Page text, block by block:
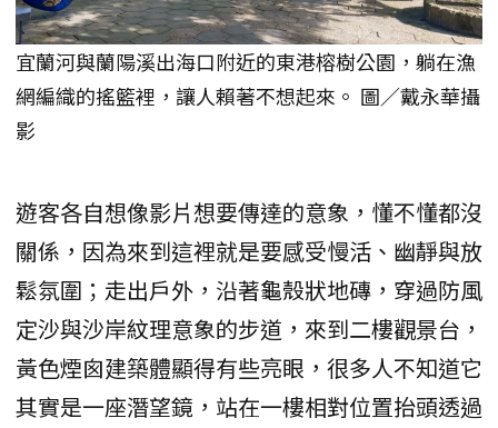
宜蘭河與蘭陽溪出海口附近的東港榕樹公園，躺在漁
網編織的搖籃裡，讓人賴著不想起來。 圖／戴永華攝
影
遊客各自想像影片想要傳達的意象，懂不懂都沒
關係，因為來到這裡就是要感受慢活、幽靜與放
鬆氛圍；走出戶外，沿著龜殼狀地磚，穿過防風
定沙與沙岸紋理意象的步道，來到二樓觀景台，
黃色煙囪建築體顯得有些亮眼，很多人不知道它
其實是一座潛望鏡，站在一樓相對位置抬頭透過